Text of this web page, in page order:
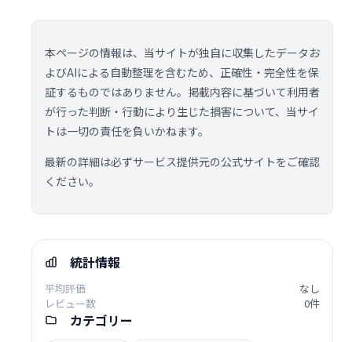
本ページの情報は、当サイトが独自に収集したデータお
よびAIによる自動整理を含むため、正確性・完全性を保
証するものではありません。掲載内容に基づいて利用者
が行った判断・行動により生じた損害について、当サイ
トは一切の責任を負いかねます。
最新の詳細は必ずサービス提供元の公式サイトをご確認
ください。
統計情報
平均評価
なし
レビュー数
0件
カテゴリー